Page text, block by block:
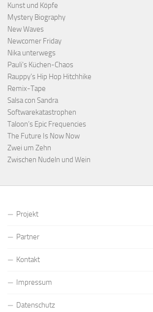
Kunst und Köpfe
Mystery Biography
New Waves
Newcomer Friday
Nika unterwegs
Pauli's Küchen-Chaos
Rauppy’s Hip Hop Hitchhike
Remix-Tape
Salsa con Sandra
Softwarekatastrophen
Taloon’s Epic Frequencies
The Future Is Now Now
Zwei um Zehn
Zwischen Nudeln und Wein
Projekt
Partner
Kontakt
Impressum
Datenschutz